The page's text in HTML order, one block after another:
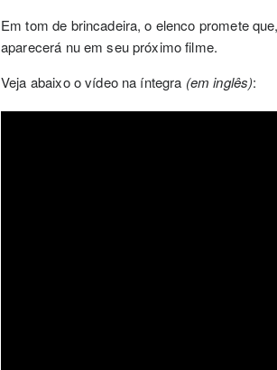
Em tom de brincadeira, o elenco promete
aparecerá nu em seu próximo filme.
Veja abaixo o vídeo na íntegra (em inglês):